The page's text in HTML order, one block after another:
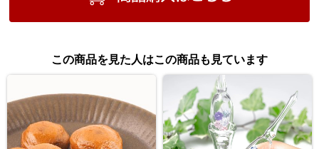
この商品を見た人はこの商品も見ています